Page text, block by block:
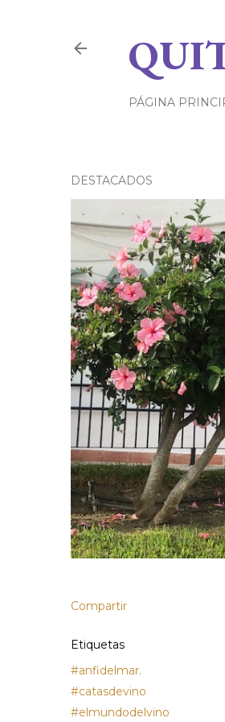
PÁGINA
DESTACADOS
Compartir
Etiquetas
#anfidelmar.
#catasdevino
#elmundodelvino